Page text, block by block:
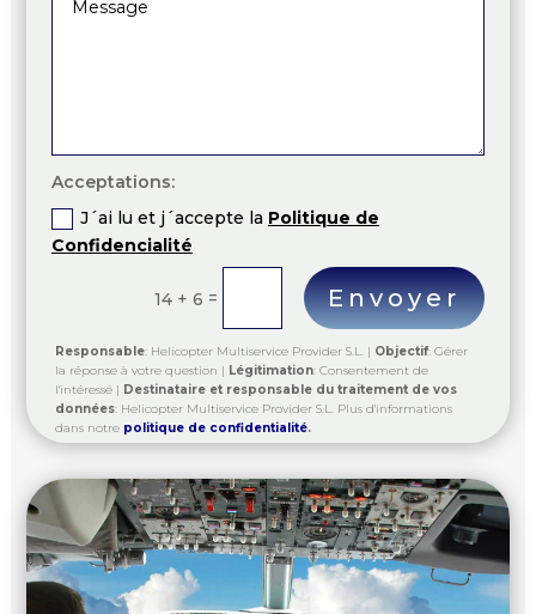
Acceptations:
J´ai lu et j´accepte la Politique de
Confidencialité
14 + 6 = Envoyer
Responsable: Helicopter Multiservice Provider S.L. | Objectif: Gérer
la réponse à votre question | Légitimation: Consentement de
l'intéressé | Destinataire et responsable du traitement de vos
données: Helicopter Multiservice Provider S.L. Plus d'informations
dans notre politique de confidentialité.